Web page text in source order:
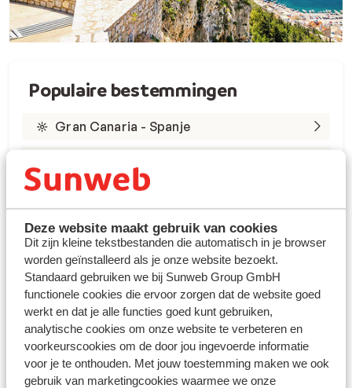
Deze website maakt gebruik van cookies
Dit zijn kleine tekstbestanden die automatisch in je browser
worden geïnstalleerd als je onze website bezoekt.
Standaard gebruiken we bij Sunweb Group GmbH
functionele cookies die ervoor zorgen dat de website goed
werkt en dat je alle functies goed kunt gebruiken,
analytische cookies om onze website te verbeteren en
voorkeurscookies om de door jou ingevoerde informatie
voor je te onthouden. Met jouw toestemming maken we ook
gebruik van marketingcookies waarmee we onze
Populaire bestemmingen
Gran Canaria - Spanje
Lanzarote - Spanje
Marsa Alam - Egypte
Rode Zee - Egypte
Kreta - Griekenland
Rhodos - Griekenland
Turkse Riviera - Turkije